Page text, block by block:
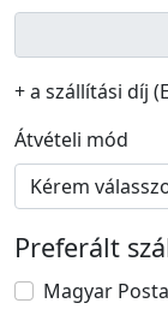
+ a szállítási díj
Átvételi mód
Preferált
Magyar Posta